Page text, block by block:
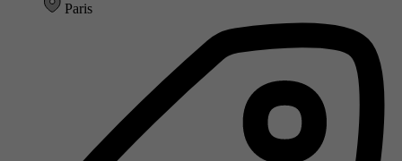
Paris